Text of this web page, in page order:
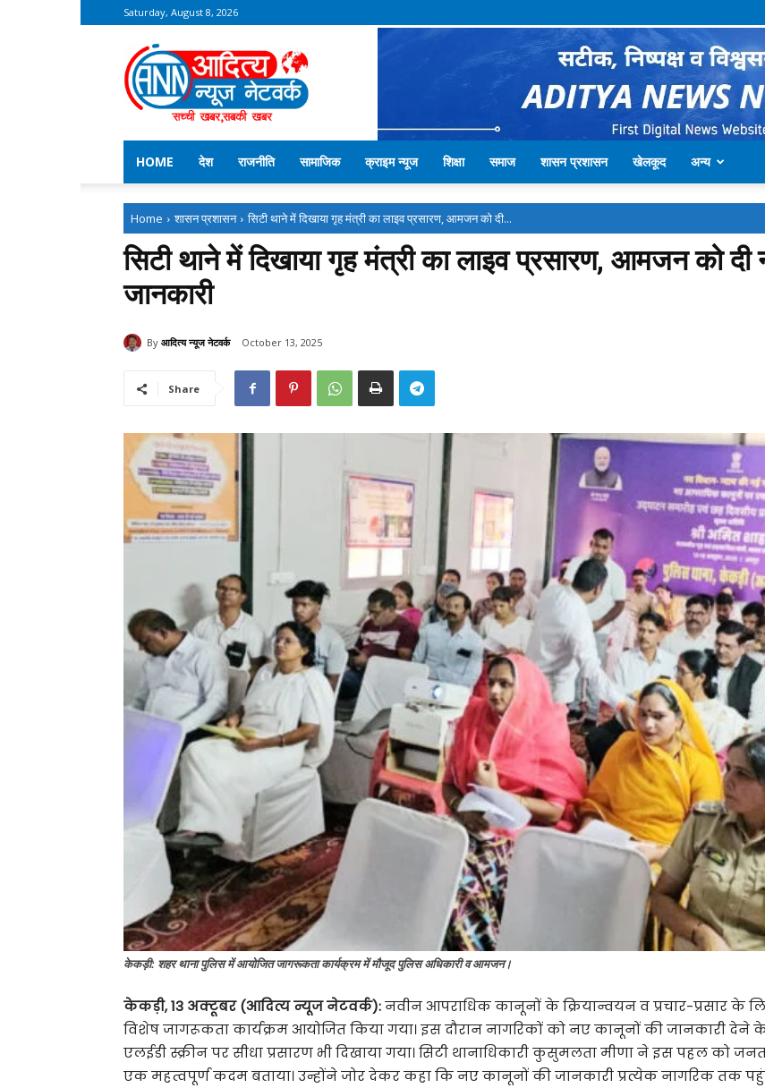
Saturday, August 8, 2026
Aditya
News
Network
–
Kekri
News
HOME
देश राजनीति सामाजिक क्राइम न्यूज शिक्षा समाज शासन प्रशासन खेलकूद अन्य
Home शासन प्रशासन सिटी थाने में दिखाया गृह मंत्री का लाइव प्रसारण, आमजन को दी...
सिटी थाने में दिखाया गृह मंत्री का लाइव प्रसारण, आमजन को
जानकारी
By आदित्य न्यूज नेटवर्क October 13, 2025
Share
केकड़ी: शहर थाना पुलिस में आयोजित जागरूकता कार्यक्रम में मौजूद पुलिस अधिकारी व आमजन।
केकड़ी, 13 अक्टूबर (आदित्य न्यूज नेटवर्क):नवीन आपराधिक कानूनों के क्रियान्वयन व प्रचार-प्रसार के
विशेष जागरूकता कार्यक्रम आयोजित किया गया। इस दौरान नागरिकों को नए कानूनों की जानकारी देने
एलईडी स्क्रीन पर सीधा प्रसारण भी दिखाया गया। सिटी थानाधिकारी कुसुमलता मीणा ने इस पहल को
एक महत्वपूर्ण कदम बताया। उन्होंने जोर देकर कहा कि नए कानूनों की जानकारी प्रत्येक नागरिक तक